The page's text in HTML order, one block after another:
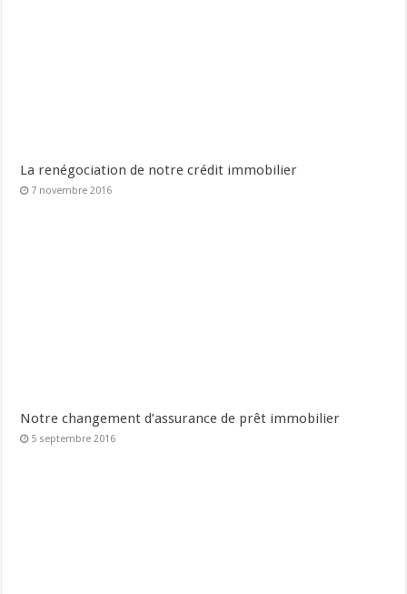
La renégociation de notre crédit immobilier
7 novembre 2016
Notre changement d’assurance de prêt immobilier
5 septembre 2016